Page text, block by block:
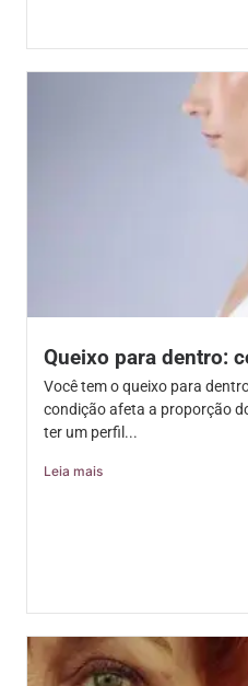
Queixo para dentro:
Você tem o queixo para
condição afeta a proporção
ter um perfil...
Leia mais